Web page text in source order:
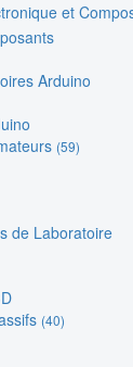
et
Arduino
(59)
de Laboratoire
(40)